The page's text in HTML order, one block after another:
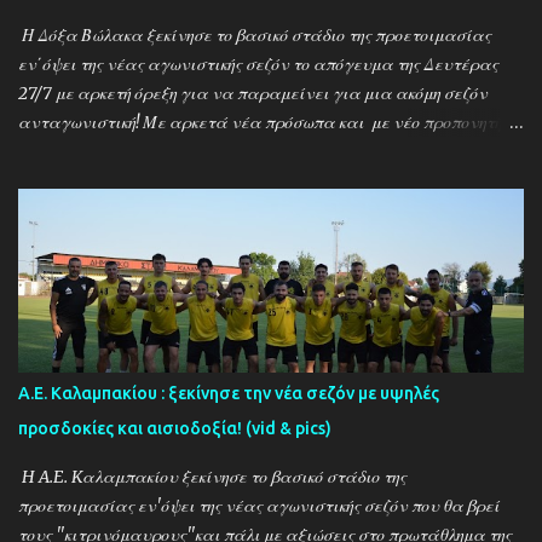
Η Δόξα Βώλακα ξεκίνησε το βασικό στάδιο της προετοιμασίας
εν΄όψει της νέας αγωνιστικής σεζόν το απόγευμα της Δευτέρας
27/7 με αρκετή όρεξη για να παραμείνει για μια ακόμη σεζόν
ανταγωνιστική! Με αρκετά νέα πρόσωπα και με νέο προπονητή
προπονήσεις μέσα απο τον φακό της ''Ο'' που βρέθηκε στον Βώλακα
το απόγευμα της Πέμπτης 30/7 ενώ δηλώσεις κάνουν οι κ.κ. Ντίνος
Τεγξίζογλου (προπονητής) , Χρήστος Παναγιώτου
(ποδοσφαιριστής) και Άγγελος Παπαμαρίνου (πρόεδρος) ...
Α.Ε. Καλαμπακίου : ξεκίνησε την νέα σεζόν με υψηλές
προσδοκίες και αισιοδοξία! (vid & pics)
H A.E. Kαλαμπακίου ξεκίνησε το βασικό στάδιο της
προετοιμασίας εν'όψει της νέας αγωνιστικής σεζόν που θα βρεί
τους ''κιτρινόμαυρους''και πάλι με αξιώσεις στο πρωτάθλημα της